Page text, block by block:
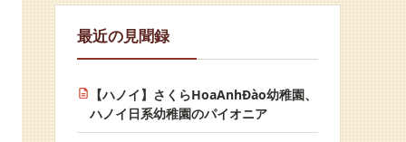
最近の見聞録
【ハノイ】さくらHoaAnhĐào幼稚園、
ハノイ日系幼稚園のパイオニア